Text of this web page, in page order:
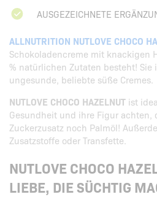
AUSGEZEICHNETE
ALLNUTRITION NUTLOVE CHOCO
Schokoladencreme mit knackigen
% natürlichen Zutaten besteht! Sie
ungesunde, beliebte süße Cremes.
NUTLOVE CHOCO HAZELNUT ist
Gesundheit und ihre Figur achten,
Zuckerzusatz noch Palmöl!
Zusatzstoffe oder Transfette.
NUTLOVE CHOCO
LIEBE, DIE SÜCHTIG